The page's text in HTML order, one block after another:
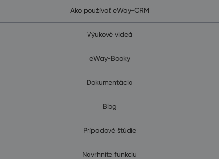
Ako používať eWay-CRM
Výukové videá
eWay-Booky
Dokumentácia
Blog
Prípadové štúdie
Navrhnite funkciu